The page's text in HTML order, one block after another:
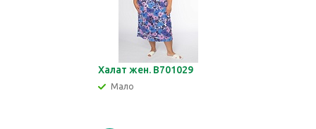
Халат жен. В701029
Мало